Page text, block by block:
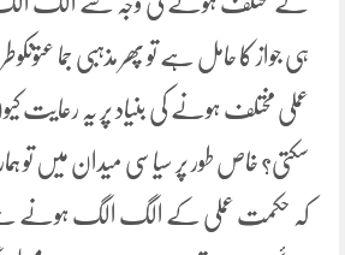
ہی جواز کا حامل ہے تو پھر مذہبی جما
عملی مختلف ہونے کی بنیاد پر یہ رعایت
سکتی؟ خاص طور پر سیاسی میدان میں تو
کہ حکمت عملی کے الگ الگ ہونے